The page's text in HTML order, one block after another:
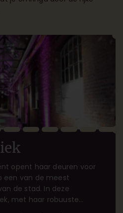
opent haar deuren voor
een van de meest
de stad. In deze
met haar robuuste